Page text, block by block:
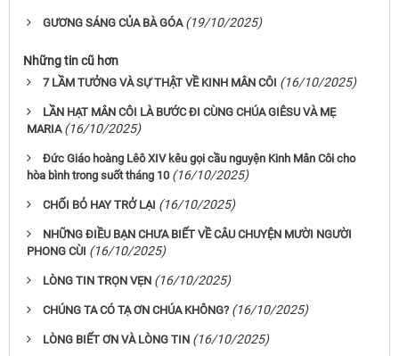
GƯƠNG SÁNG CỦA BÀ GÓA (19/10/2025)
Những tin cũ hơn
7 LẦM TƯỞNG VÀ SỰ THẬT VỀ KINH MÂN CÔI (16/10/2025)
LẦN HẠT MÂN CÔI LÀ BƯỚC ĐI CÙNG CHÚA GIÊSU VÀ MẸ
MARIA (16/10/2025)
Đức Giáo hoàng Lêô XIV kêu gọi cầu nguyện Kinh Mân Côi cho
hòa bình trong suốt tháng 10 (16/10/2025)
CHỐI BỎ HAY TRỞ LẠI (16/10/2025)
NHỮNG ĐIỀU BẠN CHƯA BIẾT VỀ CÂU CHUYỆN MƯỜI NGƯỜI
PHONG CÙI (16/10/2025)
LÒNG TIN TRỌN VẸN (16/10/2025)
CHÚNG TA CÓ TẠ ƠN CHÚA KHÔNG? (16/10/2025)
LÒNG BIẾT ƠN VÀ LÒNG TIN (16/10/2025)